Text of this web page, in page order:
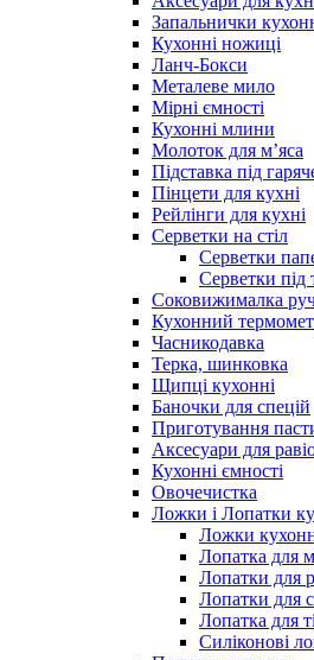
Запальнички
Кухонні ножиці
Ланч-Бокси
Металеве мило
Мірні ємності
Кухонні млини
Молоток для м’яса
Підставка під
Пінцети для кухні
Рейлінги для кухні
Серветки на стіл
Серветки
Серветки під
Соковижималка
Кухонний
Часникодавка
Терка, шинковка
Щипці кухонні
Баночки для спецій
Приготування
Аксесуари для
Кухонні ємності
Овочечистка
Ложки і Лопатки
Ложки
Лопатка для
Лопатки для
Лопатки для
Лопатка для
Силіконові